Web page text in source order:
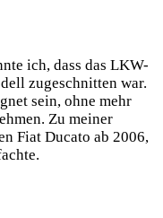
ich, dass das LKW-
zugeschnitten war.
sein, ohne mehr
Zu meiner
Fiat Ducato ab 2006,